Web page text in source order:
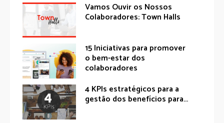
Vamos Ouvir os Nossos
Colaboradores: Town Halls
15 Iniciativas para promover
o bem-estar dos
colaboradores
4 KPIs estratégicos para a
gestão dos benefícios para...